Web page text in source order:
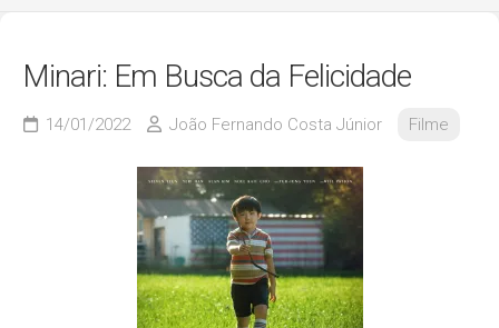
Minari: Em Busca da Felicidade
14/01/2022 João Fernando Costa Júnior Filme